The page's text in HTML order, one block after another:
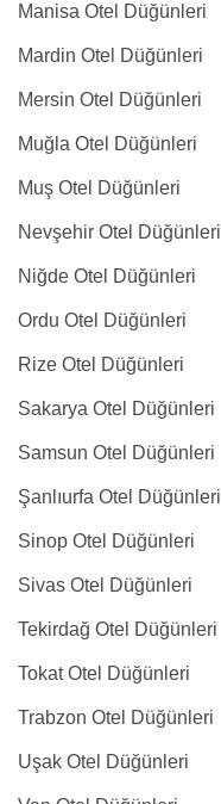
Manisa Otel Düğünleri
Mardin Otel Düğünleri
Mersin Otel Düğünleri
Muğla Otel Düğünleri
Muş Otel Düğünleri
Nevşehir Otel Düğünleri
Niğde Otel Düğünleri
Ordu Otel Düğünleri
Rize Otel Düğünleri
Sakarya Otel Düğünleri
Samsun Otel Düğünleri
Şanlıurfa Otel Düğünleri
Sinop Otel Düğünleri
Sivas Otel Düğünleri
Tekirdağ Otel Düğünleri
Tokat Otel Düğünleri
Trabzon Otel Düğünleri
Uşak Otel Düğünleri